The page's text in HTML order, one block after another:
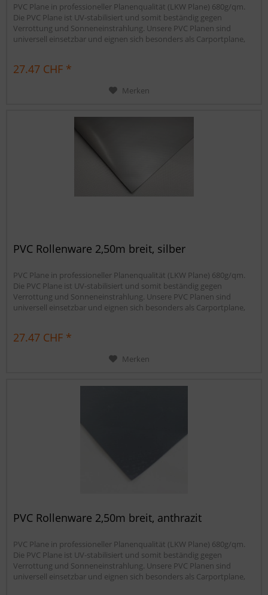
PVC Plane in professioneller Planenqualität (LKW Plane) 680g/qm.
Die PVC Plane ist UV-stabilisiert und somit beständig gegen
Verrottung und Sonneneinstrahlung. Unsere PVC Planen sind
universell einsetzbar und eignen sich besonders als Carportplane,
Ihnen auch ein...
27.47 CHF *
Merken
PVC Rollenware 2,50m breit, silber
PVC Plane in professioneller Planenqualität (LKW Plane) 680g/qm.
Die PVC Plane ist UV-stabilisiert und somit beständig gegen
Verrottung und Sonneneinstrahlung. Unsere PVC Planen sind
universell einsetzbar und eignen sich besonders als Carportplane,
Ihnen auch ein...
27.47 CHF *
Merken
PVC Rollenware 2,50m breit, anthrazit
PVC Plane in professioneller Planenqualität (LKW Plane) 680g/qm.
Die PVC Plane ist UV-stabilisiert und somit beständig gegen
Verrottung und Sonneneinstrahlung. Unsere PVC Planen sind
universell einsetzbar und eignen sich besonders als Carportplane,